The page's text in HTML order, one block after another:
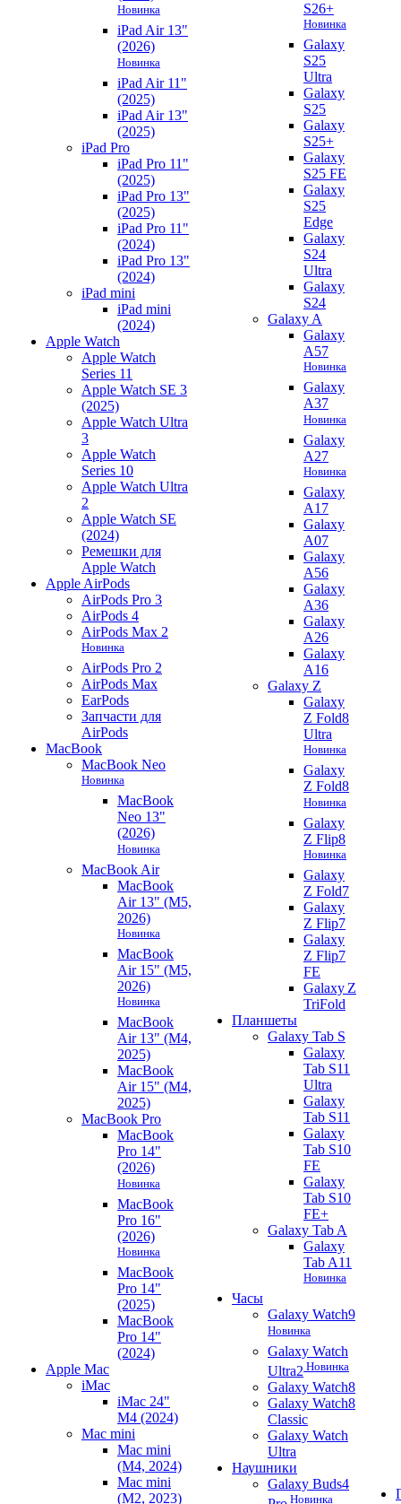
Новинка
iPad Air 13"
(2026)
Новинка
iPad Air 11"
(2025)
iPad Air 13"
(2025)
iPad Pro
iPad Pro 11"
(2025)
iPad Pro 13"
(2025)
iPad Pro 11"
(2024)
iPad Pro 13"
(2024)
iPad mini
iPad mini
(2024)
Apple Watch
Apple Watch
Series 11
Apple Watch SE 3
(2025)
Apple Watch Ultra
3
Apple Watch
Series 10
Apple Watch Ultra
2
Apple Watch SE
(2024)
Ремешки для
Apple Watch
Apple AirPods
AirPods Pro 3
AirPods 4
AirPods Max 2
Новинка
AirPods Pro 2
AirPods Max
EarPods
Запчасти для
AirPods
MacBook
MacBook Neo
Новинка
MacBook
Neo 13"
(2026)
Новинка
MacBook Air
MacBook
Air 13" (M5,
2026)
Новинка
MacBook
Air 15" (M5,
2026)
Новинка
MacBook
Air 13" (M4,
2025)
MacBook
Air 15" (M4,
2025)
MacBook Pro
MacBook
Pro 14"
(2026)
Новинка
MacBook
Pro 16"
(2026)
Новинка
MacBook
Pro 14"
(2025)
MacBook
Pro 14"
(2024)
Apple Mac
iMac
iMac 24"
M4 (2024)
Mac mini
Mac mini
(M4, 2024)
Mac mini
(M2, 2023)
S26+
Новинка
Galaxy
S25
Ultra
Galaxy
S25
Galaxy
S25+
Galaxy
S25 FE
Galaxy
S25
Edge
Galaxy
S24
Ultra
Galaxy
S24
Galaxy A
Galaxy
A57
Новинка
Galaxy
A37
Новинка
Galaxy
A27
Новинка
Galaxy
A17
Galaxy
A07
Galaxy
A56
Galaxy
A36
Galaxy
A26
Galaxy
A16
Galaxy Z
Galaxy
Z Fold8
Ultra
Новинка
Galaxy
Z Fold8
Новинка
Galaxy
Z Flip8
Новинка
Galaxy
Z Fold7
Galaxy
Z Flip7
Galaxy
Z Flip7
FE
Galaxy Z
TriFold
Планшеты
Galaxy Tab S
Galaxy
Tab S11
Ultra
Galaxy
Tab S11
Galaxy
Tab S10
FE
Galaxy
Tab S10
FE+
Galaxy Tab A
Galaxy
Tab A11
Новинка
Часы
Galaxy Watch9
Новинка
Galaxy Watch
Ultra2 Новинка
Galaxy Watch8
Galaxy Watch8
Classic
Galaxy Watch
Ultra
Наушники
Galaxy Buds4
Новинка